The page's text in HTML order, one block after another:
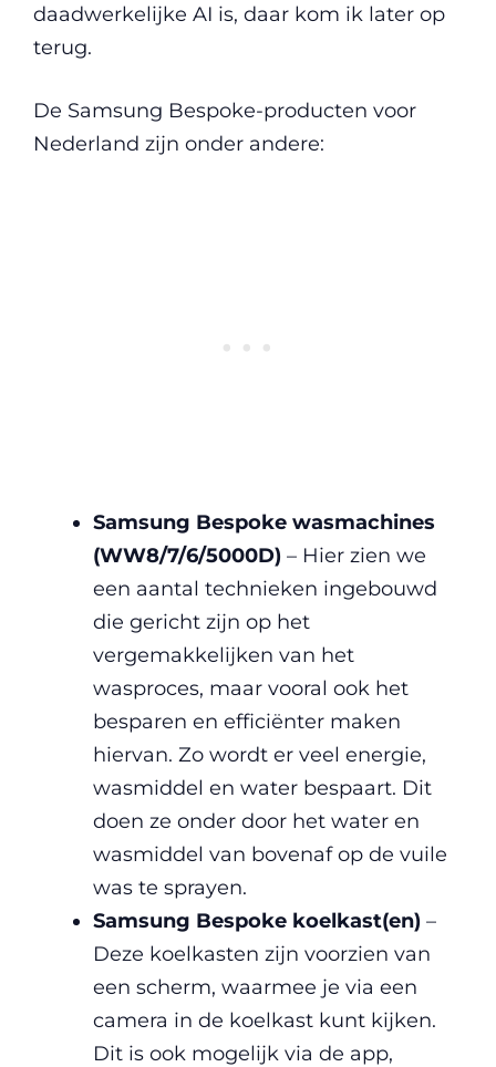
daadwerkelijke AI is, daar kom ik later op
terug.
De Samsung Bespoke-producten voor
Nederland zijn onder andere:
Samsung Bespoke wasmachines
(WW8/7/6/5000D) – Hier zien we
een aantal technieken ingebouwd
die gericht zijn op het
vergemakkelijken van het
wasproces, maar vooral ook het
besparen en efficiënter maken
hiervan. Zo wordt er veel energie,
wasmiddel en water bespaart. Dit
doen ze onder door het water en
wasmiddel van bovenaf op de vuile
was te sprayen.
Samsung Bespoke koelkast(en) –
Deze koelkasten zijn voorzien van
een scherm, waarmee je via een
camera in de koelkast kunt kijken.
Dit is ook mogelijk via de app,